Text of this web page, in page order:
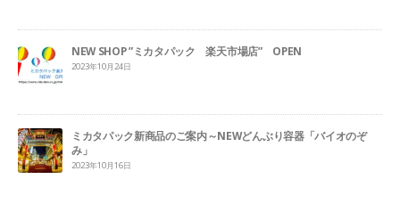
NEW SHOP ”ミカタパック 楽天市場店” OPEN
2023年10月24日
ミカタパック新商品のご案内～NEWどんぶり容器「バイオのぞ
み」
2023年10月16日